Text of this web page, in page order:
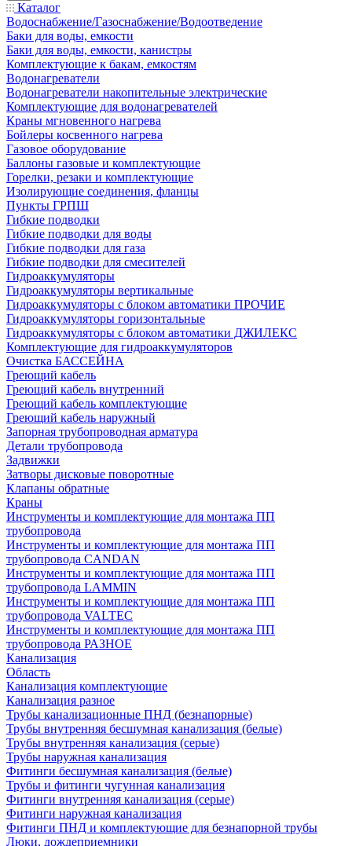
Каталог
Водоснабжение/Газоснабжение/Водоотведение
Баки для воды, емкости
Баки для воды, емкости, канистры
Комплектующие к бакам, емкостям
Водонагреватели
Водонагреватели накопительные электрические
Комплектующие для водонагревателей
Краны мгновенного нагрева
Бойлеры косвенного нагрева
Газовое оборудование
Баллоны газовые и комплектующие
Горелки, резаки и комплектующие
Изолирующие соединения, фланцы
Пункты ГРПШ
Гибкие подводки
Гибкие подводки для воды
Гибкие подводки для газа
Гибкие подводки для смесителей
Гидроаккумуляторы
Гидроаккумуляторы вертикальные
Гидроаккумуляторы с блоком автоматики ПРОЧИЕ
Гидроаккумуляторы горизонтальные
Гидроаккумуляторы с блоком автоматики ДЖИЛЕКС
Комплектующие для гидроаккумуляторов
Очистка БАССЕЙНА
Греющий кабель
Греющий кабель внутренний
Греющий кабель комплектующие
Греющий кабель наружный
Запорная трубопроводная арматура
Детали трубопровода
Задвижки
Затворы дисковые поворотные
Клапаны обратные
Краны
Инструменты и комплектующие для монтажа ПП
трубопровода
Инструменты и комплектующие для монтажа ПП
трубопровода CANDAN
Инструменты и комплектующие для монтажа ПП
трубопровода LAMMIN
Инструменты и комплектующие для монтажа ПП
трубопровода VALTEC
Инструменты и комплектующие для монтажа ПП
трубопровода РАЗНОЕ
Канализация
Область
Канализация комплектующие
Канализация разное
Трубы канализационные ПНД (безнапорные)
Трубы внутренняя бесшумная канализация (белые)
Трубы внутренняя канализация (серые)
Трубы наружная канализация
Фитинги бесшумная канализация (белые)
Трубы и фитинги чугунная канализация
Фитинги внутренняя канализация (серые)
Фитинги наружная канализация
Фитинги ПНД и комплектующие для безнапорной трубы
Люки, дождеприемники